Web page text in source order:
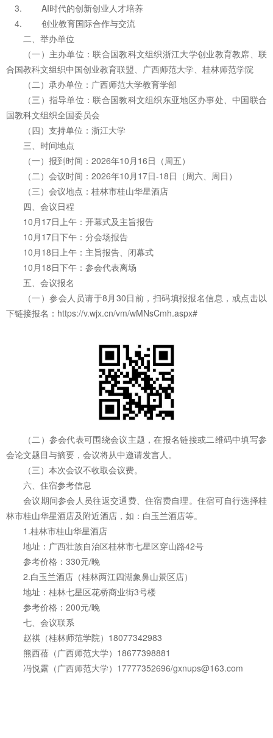
AI时代的创新创业人才培养
创业教育国际合作与交流
二、举办单位
（一）主办单位：联合国教科文组织浙江大学创业教育教席、联
合国教科文组织中国创业教育联盟、广西师范大学、桂林师范学院
（二）承办单位：广西师范大学教育学部
（三）指导单位：联合国教科文组织东亚地区办事处、中国联合
国教科文组织全国委员会
（四）支持单位：浙江大学
三、时间地点
（一）报到时间：2026年10月16日（周五）
（二）会议时间：2026年10月17日-18日（周六、周日）
（三）会议地点：桂林市桂山华星酒店
四、会议日程
10月17日上午：开幕式及主旨报告
10月17日下午：分会场报告
10月18日上午：主旨报告、闭幕式
10月18日下午：参会代表离场
五、会议报名
（一）参会人员请于8月30日前，扫码填报报名信息，或点击以
下链接报名：https://v.wjx.cn/vm/wMNsCmh.aspx#
（二）参会代表可围绕会议主题，在报名链接或二维码中填写参
会论文题目与摘要，会议将从中邀请发言人。
（三）本次会议不收取会议费。
六、住宿参考信息
会议期间参会人员往返交通费、住宿费自理。住宿可自行选择桂
林市桂山华星酒店及附近酒店，如：白玉兰酒店等。
1.桂林市桂山华星酒店
地址：广西壮族自治区桂林市七星区穿山路42号
参考价格：330元/晚
2.白玉兰酒店（桂林两江四湖象鼻山景区店）
地址：桂林七星区花桥商业街3号楼
参考价格：200元/晚
七、会议联系
赵祺（桂林师范学院）18077342983
熊西蓓（广西师范大学）18677398881
冯悦露（广西师范大学）17777352696/gxnups@163.com